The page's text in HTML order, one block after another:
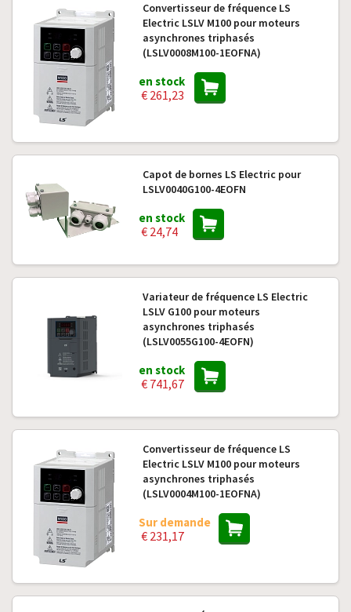
Convertisseur de fréquence LS
Electric LSLV M100 pour moteurs
asynchrones triphasés
(LSLV0008M100-1EOFNA)
en stock
€ 261,23
Capot de bornes LS Electric pour
LSLV0040G100-4EOFN
en stock
€ 24,74
Variateur de fréquence LS Electric
LSLV G100 pour moteurs
asynchrones triphasés
(LSLV0055G100-4EOFN)
en stock
€ 741,67
Convertisseur de fréquence LS
Electric LSLV M100 pour moteurs
asynchrones triphasés
(LSLV0004M100-1EOFNA)
Sur demande
€ 231,17